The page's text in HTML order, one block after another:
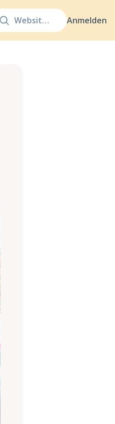
Anmelden